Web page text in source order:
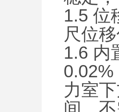
1.5 位
尺位
1.6 内
0.02%
力室